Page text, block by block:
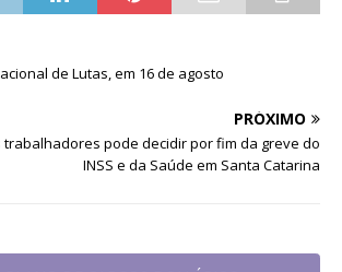
de Lutas, em 16 de agosto
PRÓXIMO
trabalhadores pode decidir por fim da greve do
INSS e da Saúde em Santa Catarina